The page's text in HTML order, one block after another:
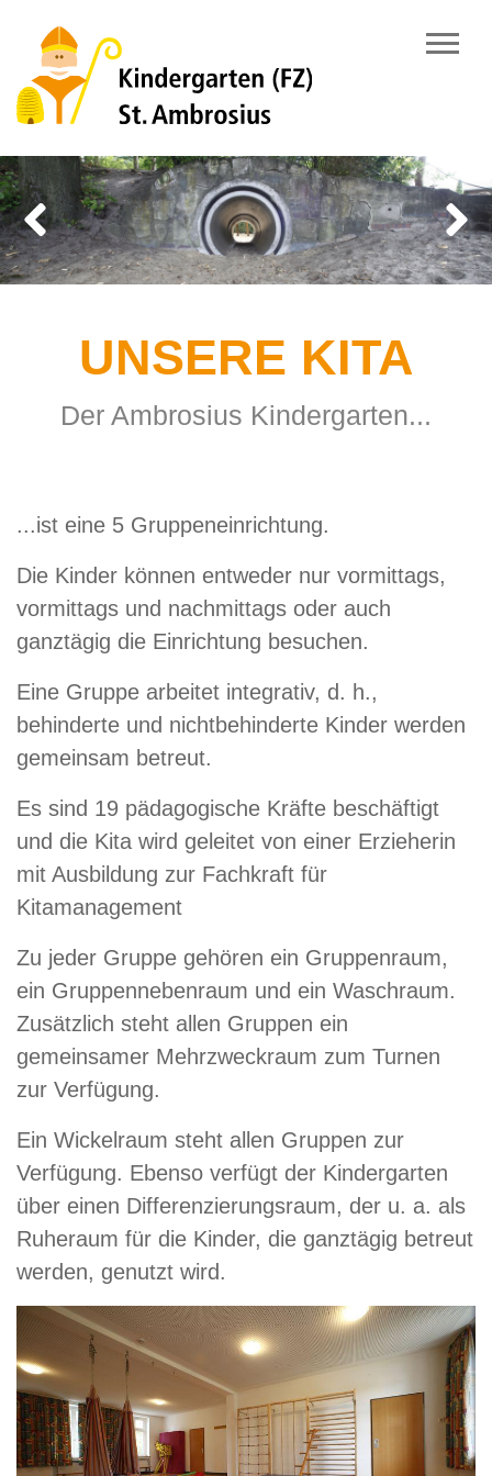
UNSERE KITA
Der Ambrosius Kindergarten...
...ist eine 5 Gruppeneinrichtung.
Die Kinder können entweder nur vormittags,
vormittags und nachmittags oder auch
ganztägig die Einrichtung besuchen.
Eine Gruppe arbeitet integrativ, d. h.,
behinderte und nichtbehinderte Kinder werden
gemeinsam betreut.
Es sind 19 pädagogische Kräfte beschäftigt
und die Kita wird geleitet von einer Erzieherin
mit Ausbildung zur Fachkraft für
Kitamanagement
Zu jeder Gruppe gehören ein Gruppenraum,
ein Gruppennebenraum und ein Waschraum.
Zusätzlich steht allen Gruppen ein
gemeinsamer Mehrzweckraum zum Turnen
zur Verfügung.
Ein Wickelraum steht allen Gruppen zur
Verfügung. Ebenso verfügt der Kindergarten
über einen Differenzierungsraum, der u. a. als
Ruheraum für die Kinder, die ganztägig betreut
werden, genutzt wird.